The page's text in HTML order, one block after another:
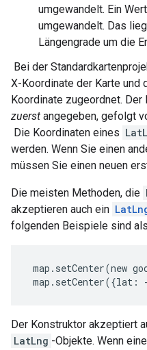
umgewandelt. Ein
umgewandelt. Das
Längengrade um die
Bei der
X-Koordinate der Karte und
Koordinate zugeordnet.
zuerst angegeben, gefolgt
Die Koordinaten eines
werden. Wenn Sie einen
müssen Sie einen neuen
Die meisten Methoden, die
akzeptieren auch ein
folgenden Beispiele sind
map.setCenter(new
Der Konstruktor akzeptiert
LatLng -Objekte. Wenn eine